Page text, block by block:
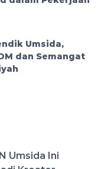
Umsida,
dan Semangat
Umsida Ini